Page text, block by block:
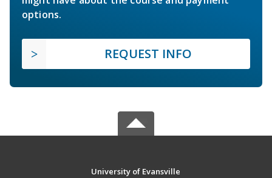
options.
REQUEST INFO
University of Evansville